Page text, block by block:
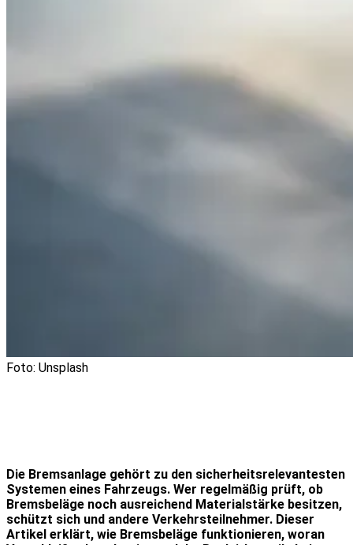
Foto: Unsplash
Die Bremsanlage gehört zu den sicherheitsrelevantesten
Systemen eines Fahrzeugs. Wer regelmäßig prüft, ob
Bremsbeläge noch ausreichend Materialstärke besitzen,
schützt sich und andere Verkehrsteilnehmer. Dieser
Artikel erklärt, wie Bremsbeläge funktionieren, woran